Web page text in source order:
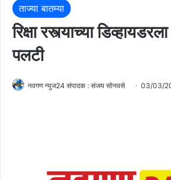
ताज्या बातम्या
रिक्षा रस्त्याच्या
पलटी
नवगण न्युज24 संपादक : संजय सोनवसे 03/03/